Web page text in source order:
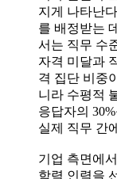
지게 나타난
를 배정받는
서는 직무 수
자격 미달과
격 집단 비중
니라 수평적
응답자의
실제 직무 간
기업 측면에
학력 인력을